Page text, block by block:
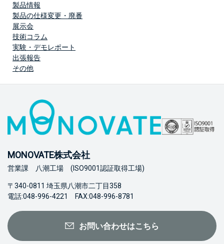
製品情報
製品の仕様変更・廃番
展示会
技術コラム
実験・デモレポート
出張報告
その他
MONOVATE株式会社
営業課 八潮工場 (ISO9001認証取得工場)
〒340-0811 埼玉県八潮市二丁目358
電話:048-996-4221 FAX:048-996-8781
お問い合わせはこちら